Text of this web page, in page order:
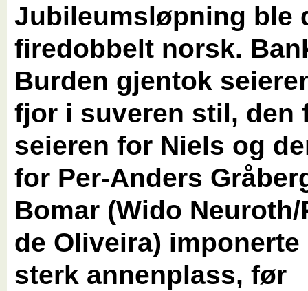
Jubileumsløpning ble
firedobbelt norsk.
Burden gjentok
fjor i suveren stil, den
seieren for Niels og
for Per-Anders
Bomar (Wido Neuroth/
de Oliveira) imponerte
sterk annenplass, før